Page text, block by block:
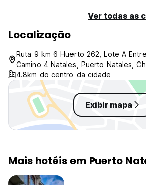
Ver todas as
Localização
Ruta 9 km 6 Huerto 262, Lote A
Camino 4 Natales, Puerto Natales,
4.8km do centro da cidade
Exibir mapa
Mais hotéis em Puerto